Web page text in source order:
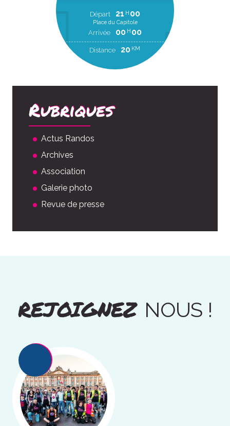
Départ 21 H 00
Place du Capitole
Arrivée 00 H 00
Distance 20 KM
Rubriques
Actus Randos
Archives
Association
Galerie photo
Revue de presse
REJOIGNEZ NOUS !